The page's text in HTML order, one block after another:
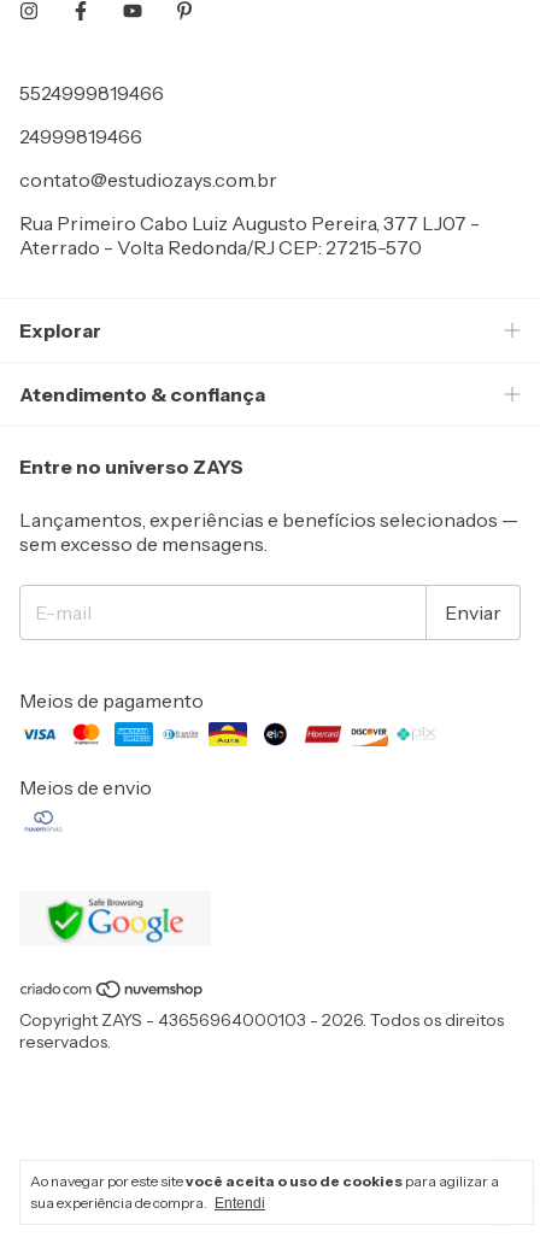
Ao navegar por este sitevocê aceita o uso de cookies para agilizar a
sua experiência de compra.
Entendi
5524999819466
24999819466
contato@estudiozays.com.br
Rua Primeiro Cabo Luiz Augusto Pereira, 377 LJ07 -
Aterrado - Volta Redonda/RJ CEP: 27215-570
Explorar
Atendimento & confiança
Entre no universo ZAYS
Lançamentos, experiências e benefícios selecionados —
sem excesso de mensagens.
Meios de pagamento
Meios de envio
Copyright ZAYS - 43656964000103 - 2026. Todos os direitos
reservados.